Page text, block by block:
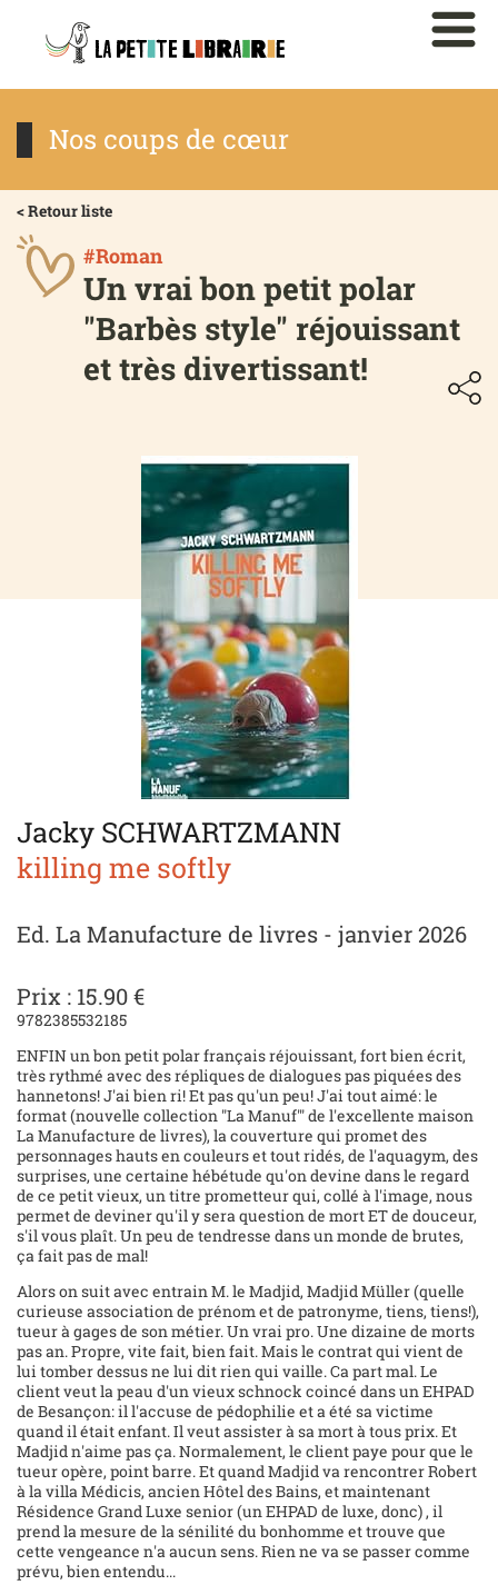
Nos coups de cœur
< Retour liste
#Roman
Un vrai bon petit polar
"Barbès style" réjouissant
et très divertissant!
Jacky SCHWARTZMANN
killing me softly
Ed. La Manufacture de livres - janvier 2026
Prix : 15.90 €
9782385532185
ENFIN un bon petit polar français réjouissant, fort bien écrit,
très rythmé avec des répliques de dialogues pas piquées des
hannetons! J'ai bien ri! Et pas qu'un peu! J'ai tout aimé: le
format (nouvelle collection "La Manuf'" de l'excellente maison
La Manufacture de livres), la couverture qui promet des
personnages hauts en couleurs et tout ridés, de l'aquagym, des
surprises, une certaine hébétude qu'on devine dans le regard
de ce petit vieux, un titre prometteur qui, collé à l'image, nous
permet de deviner qu'il y sera question de mort ET de douceur,
s'il vous plaît. Un peu de tendresse dans un monde de brutes,
ça fait pas de mal!
Alors on suit avec entrain M. le Madjid, Madjid Müller (quelle
curieuse association de prénom et de patronyme, tiens, tiens!),
tueur à gages de son métier. Un vrai pro. Une dizaine de morts
pas an. Propre, vite fait, bien fait. Mais le contrat qui vient de
lui tomber dessus ne lui dit rien qui vaille. Ca part mal. Le
client veut la peau d'un vieux schnock coincé dans un EHPAD
de Besançon: il l'accuse de pédophilie et a été sa victime
quand il était enfant. Il veut assister à sa mort à tous prix. Et
Madjid n'aime pas ça. Normalement, le client paye pour que le
tueur opère, point barre. Et quand Madjid va rencontrer Robert
à la villa Médicis, ancien Hôtel des Bains, et maintenant
Résidence Grand Luxe senior (un EHPAD de luxe, donc) , il
prend la mesure de la sénilité du bonhomme et trouve que
cette vengeance n'a aucun sens. Rien ne va se passer comme
prévu, bien entendu...